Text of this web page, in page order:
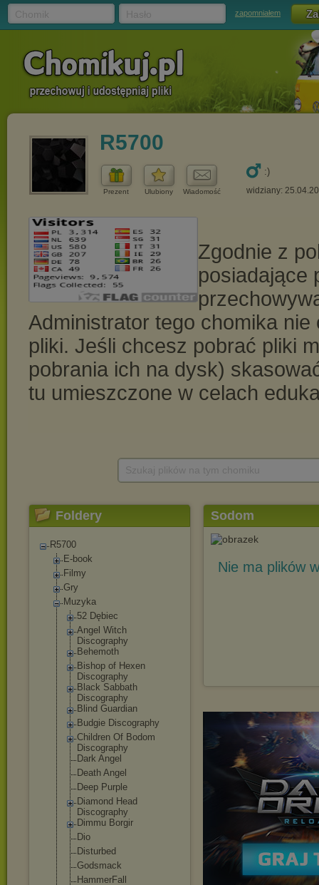
zapomniałem
R5700
Prezent Ulubiony Wiadomość
:)
widziany:
Foldery
R5700
E-book
Filmy
Gry
Muzyka
52 Dębiec
Angel Witch
Discography
Behemoth
Bishop of Hexen
Discography
Black Sabbath
Discography
Blind Guardian
Budgie Discography
Children Of Bodom
Discography
Dark Angel
Death Angel
Deep Purple
Diamond Head
Discography
Dimmu Borgir
Dio
Disturbed
Godsmack
HammerFall
Sodom
Nie ma plików